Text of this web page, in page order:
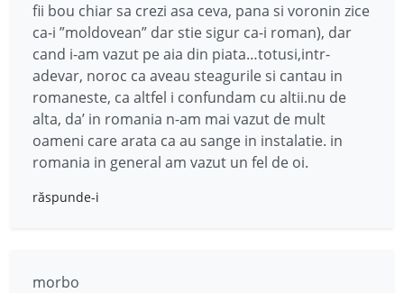
fii bou chiar sa crezi asa ceva, pana si voronin zice
ca-i ”moldovean” dar stie sigur ca-i roman), dar
cand i-am vazut pe aia din piata…totusi,intr-
adevar, noroc ca aveau steagurile si cantau in
romaneste, ca altfel i confundam cu altii.nu de
alta, da’ in romania n-am mai vazut de mult
oameni care arata ca au sange in instalatie. in
romania in general am vazut un fel de oi.
răspunde-i
morbo